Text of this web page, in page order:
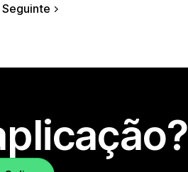
Seguinte